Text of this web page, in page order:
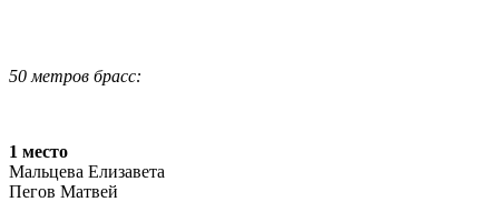
50 метров брасс:
1 место
Мальцева Елизавета
Пегов Матвей